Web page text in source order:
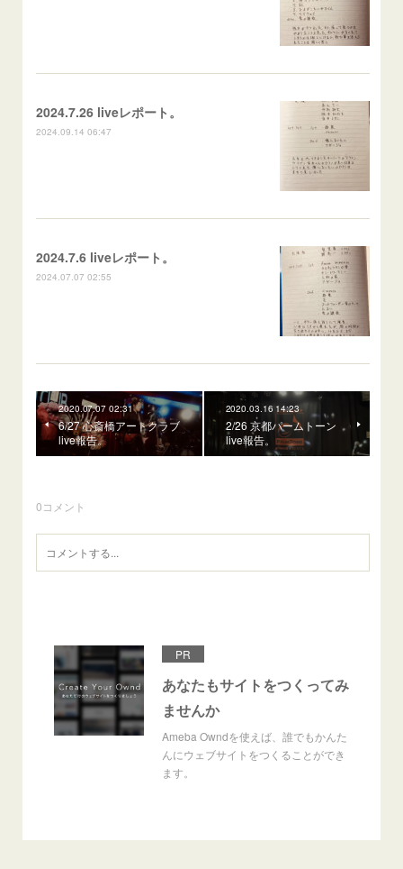
2024.7.26 liveレポート。
2024.09.14 06:47
2024.7.6 liveレポート。
2024.07.07 02:55
2020.07.07 02:31
6/27 心斎橋アートクラブ
live報告。
2020.03.16 14:23
2/26 京都パームトーン
live報告。
0コメント
PR
あなたもサイトをつくってみ
ませんか
Ameba Owndを使えば、誰でもかんた
んにウェブサイトをつくることができ
ます。